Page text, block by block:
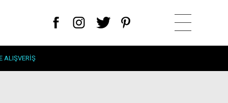
ALIŞVERIŞ